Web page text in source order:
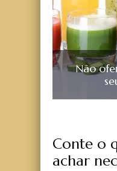
Não
Conte o
achar